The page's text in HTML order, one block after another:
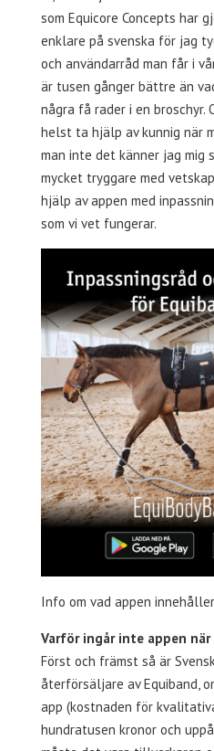
som Equicore Concepts har
enklare på svenska för jag
och användarråd man får i
är tusen gånger bättre än
några få rader i en broschyr.
helst ta hjälp av kunnig när
man inte det känner jag
mycket tryggare med
hjälp av appen med
som vi vet fungerar.
Info om vad appen
Varför ingår inte appen när
Först och främst så är
återförsäljare av Equiband,
app (kostnaden för
hundratusen kronor och